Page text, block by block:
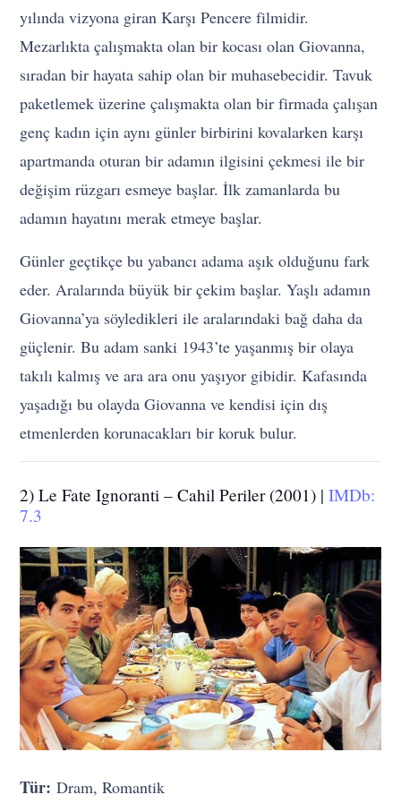
yılında vizyona giran Karşı Pencere filmidir.
Mezarlıkta çalışmakta olan bir kocası olan Giovanna,
sıradan bir hayata sahip olan bir muhasebecidir. Tavuk
paketlemek üzerine çalışmakta olan bir firmada çalışan
genç kadın için aynı günler birbirini kovalarken karşı
apartmanda oturan bir adamın ilgisini çekmesi ile bir
değişim rüzgarı esmeye başlar. İlk zamanlarda bu
adamın hayatını merak etmeye başlar.
Günler geçtikçe bu yabancı adama aşık olduğunu fark
eder. Aralarında büyük bir çekim başlar. Yaşlı adamın
Giovanna’ya söyledikleri ile aralarındaki bağ daha da
güçlenir. Bu adam sanki 1943’te yaşanmış bir olaya
takılı kalmış ve ara ara onu yaşıyor gibidir. Kafasında
yaşadığı bu olayda Giovanna ve kendisi için dış
etmenlerden korunacakları bir koruk bulur.
2) Le Fate Ignoranti – Cahil Periler (2001) |IMDb:
7.3
Tür:Dram, Romantik